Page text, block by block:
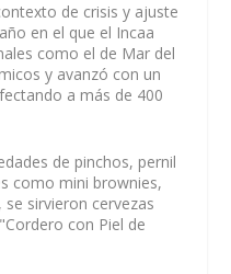
de crisis y ajuste
en el que el Incaa
como el de Mar del
y avanzó con un
a más de 400
de pinchos, pernil
como mini brownies,
sirvieron cervezas
con Piel de